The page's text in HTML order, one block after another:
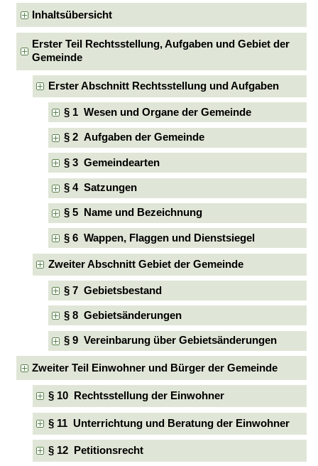
Inhaltsübersicht
Erster Teil Rechtsstellung, Aufgaben und Gebiet der
Gemeinde
Erster Abschnitt Rechtsstellung und Aufgaben
§ 1 Wesen und Organe der Gemeinde
§ 2 Aufgaben der Gemeinde
§ 3 Gemeindearten
§ 4 Satzungen
§ 5 Name und Bezeichnung
§ 6 Wappen, Flaggen und Dienstsiegel
Zweiter Abschnitt Gebiet der Gemeinde
§ 7 Gebietsbestand
§ 8 Gebietsänderungen
§ 9 Vereinbarung über Gebietsänderungen
Zweiter Teil Einwohner und Bürger der Gemeinde
§ 10 Rechtsstellung der Einwohner
§ 11 Unterrichtung und Beratung der Einwohner
§ 12 Petitionsrecht